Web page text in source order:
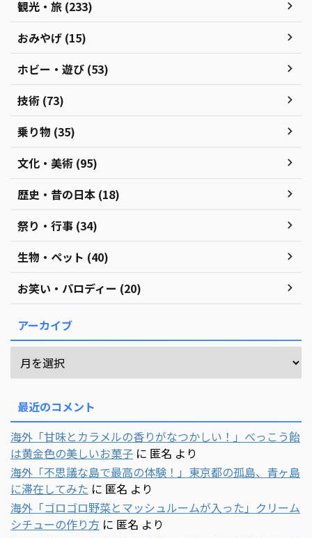
観光・旅 (233)
おみやげ (15)
ホビー・遊び (53)
技術 (73)
乗り物 (35)
文化・美術 (95)
歴史・昔の日本 (18)
祭り・行事 (34)
生物・ペット (40)
お笑い・パロディー (20)
アーカイブ
最近のコメント
海外「甘味とカラメルの香りがなつかしい！」べっこう飴
は黄金色の美しいお菓子 に 匿名 より
海外「不思議な島で最高の体験！」東京都の孤島、青ヶ島
に滞在してみた に 匿名 より
海外「ゴロゴロ野菜とマッシュルームが入った」クリーム
シチューの作り方 に 匿名 より